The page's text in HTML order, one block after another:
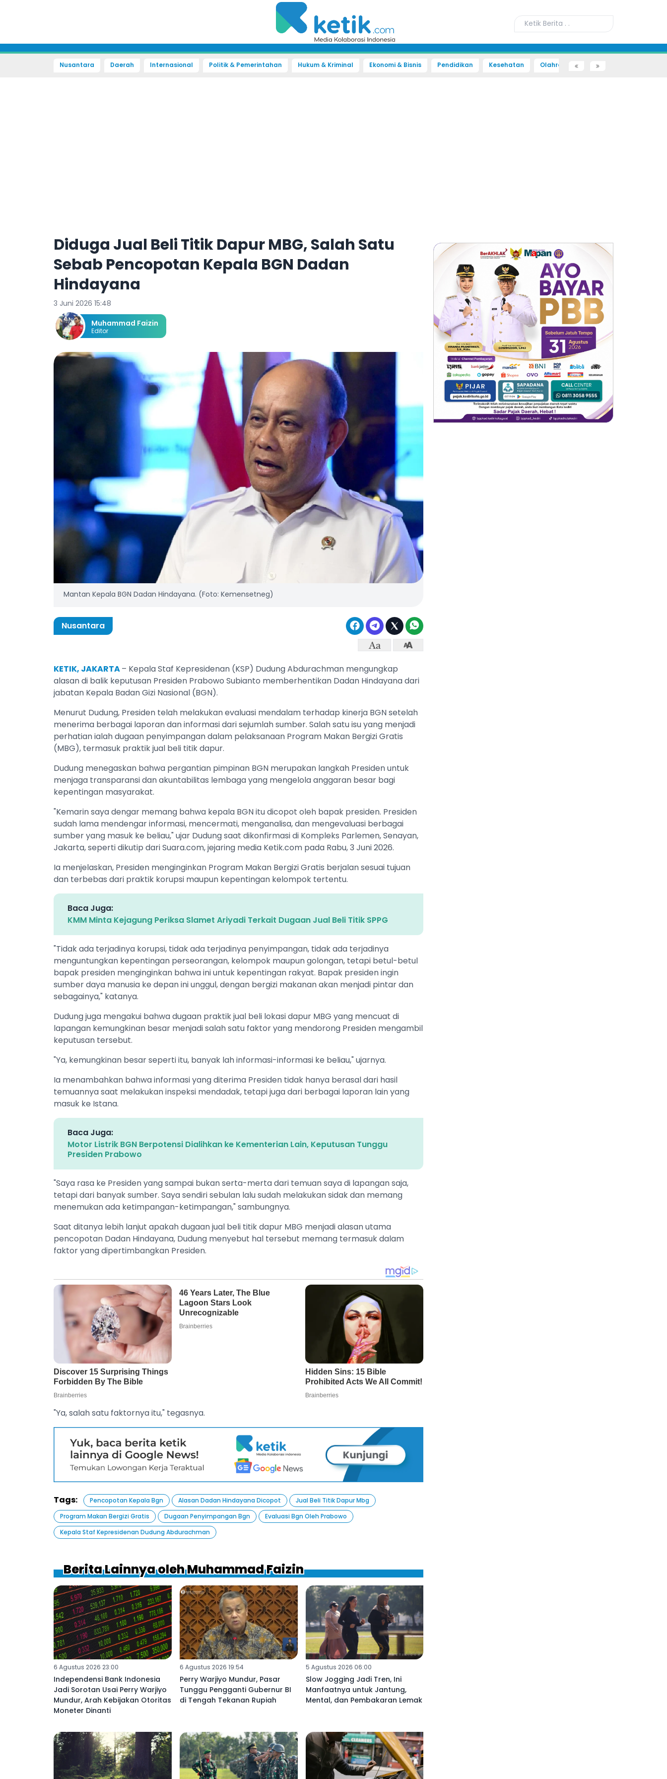
Nusantara Daerah Internasional Politik & Pemerintahan Hukum & Kriminal Ekonomi & Bisnis Pendidikan Kesehatan Olahraga Sains dan Teknologi
Diduga Jual Beli Titik Dapur MBG, Salah Satu
Sebab Pencopotan Kepala BGN Dadan
Hindayana
3 Juni 2026 15:48
Muhammad Faizin
Editor
Mantan Kepala BGN Dadan Hindayana. (Foto: Kemensetneg)
Nusantara
KETIK, JAKARTA– Kepala Staf Kepresidenan (KSP) Dudung Abdurachman mengungkap
alasan di balik keputusan Presiden Prabowo Subianto memberhentikan Dadan Hindayana dari
jabatan Kepala Badan Gizi Nasional (BGN).
Menurut Dudung, Presiden telah melakukan evaluasi mendalam terhadap kinerja BGN setelah
menerima berbagai laporan dan informasi dari sejumlah sumber. Salah satu isu yang menjadi
perhatian ialah dugaan penyimpangan dalam pelaksanaan Program Makan Bergizi Gratis
(MBG), termasuk praktik jual beli titik dapur.
Dudung menegaskan bahwa pergantian pimpinan BGN merupakan langkah Presiden untuk
menjaga transparansi dan akuntabilitas lembaga yang mengelola anggaran besar bagi
kepentingan masyarakat.
"Kemarin saya dengar memang bahwa kepala BGN itu dicopot oleh bapak presiden. Presiden
sudah lama mendengar informasi, mencermati, menganalisa, dan mengevaluasi berbagai
sumber yang masuk ke beliau," ujar Dudung saat dikonfirmasi di Kompleks Parlemen, Senayan,
Jakarta, seperti dikutip dari Suara.com, jejaring media Ketik.com pada Rabu, 3 Juni 2026.
Ia menjelaskan, Presiden menginginkan Program Makan Bergizi Gratis berjalan sesuai tujuan
dan terbebas dari praktik korupsi maupun kepentingan kelompok tertentu.
Baca Juga:
KMM Minta Kejagung Periksa Slamet Ariyadi Terkait Dugaan Jual Beli Titik SPPG
"Tidak ada terjadinya korupsi, tidak ada terjadinya penyimpangan, tidak ada terjadinya
menguntungkan kepentingan perseorangan, kelompok maupun golongan, tetapi betul-betul
bapak presiden menginginkan bahwa ini untuk kepentingan rakyat. Bapak presiden ingin
sumber daya manusia ke depan ini unggul, dengan bergizi makanan akan menjadi pintar dan
sebagainya," katanya.
Dudung juga mengakui bahwa dugaan praktik jual beli lokasi dapur MBG yang mencuat di
lapangan kemungkinan besar menjadi salah satu faktor yang mendorong Presiden mengambil
keputusan tersebut.
"Ya, kemungkinan besar seperti itu, banyak lah informasi-informasi ke beliau," ujarnya.
Ia menambahkan bahwa informasi yang diterima Presiden tidak hanya berasal dari hasil
temuannya saat melakukan inspeksi mendadak, tetapi juga dari berbagai laporan lain yang
masuk ke Istana.
Baca Juga:
Motor Listrik BGN Berpotensi Dialihkan ke Kementerian Lain, Keputusan Tunggu
Presiden Prabowo
"Saya rasa ke Presiden yang sampai bukan serta-merta dari temuan saya di lapangan saja,
tetapi dari banyak sumber. Saya sendiri sebulan lalu sudah melakukan sidak dan memang
menemukan ada ketimpangan-ketimpangan," sambungnya.
Saat ditanya lebih lanjut apakah dugaan jual beli titik dapur MBG menjadi alasan utama
pencopotan Dadan Hindayana, Dudung menyebut hal tersebut memang termasuk dalam
faktor yang dipertimbangkan Presiden.
"Ya, salah satu faktornya itu," tegasnya.
Tags: Pencopotan Kepala Bgn Alasan Dadan Hindayana Dicopot
Jual Beli Titik Dapur Mbg
Program Makan Bergizi Gratis
Dugaan Penyimpangan Bgn
Evaluasi Bgn Oleh Prabowo
Kepala Staf Kepresidenan Dudung Abdurachman
Berita Lainnya oleh Muhammad Faizin
6 Agustus 2026 23:00
Independensi Bank Indonesia
Jadi Sorotan Usai Perry Warjiyo
Mundur, Arah Kebijakan Otoritas
Moneter Dinanti
6 Agustus 2026 19:54
Perry Warjiyo Mundur, Pasar
Tunggu Pengganti Gubernur BI
di Tengah Tekanan Rupiah
5 Agustus 2026 06:00
Slow Jogging Jadi Tren, Ini
Manfaatnya untuk Jantung,
Mental, dan Pembakaran Lemak